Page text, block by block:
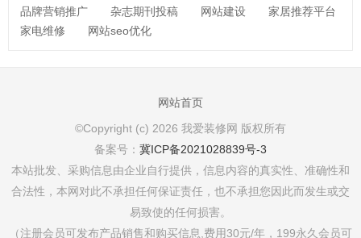
品牌营销推广
杂志期刊投稿 网站建设
家居推荐平台
家电维修
网站seo优化
网站首页
©Copyright (c) 2026 我爱装修网 版权所有
备案号： 冀ICP备2021028839号-3
本站批发、采购信息由企业自行提供，信息内容的真实性、准确性和
合法性，本网对此不承担任何保证责任，也不承担您因此而发生或交
易致使的任何损害。
（注册会员可发布产品销售和购买信息,费用30元/年，199永久会员可